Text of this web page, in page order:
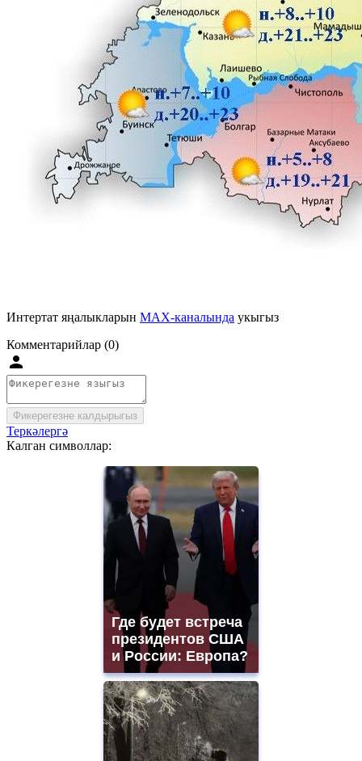
Интертат яңалыкларын MAX-каналында укыгыз
Комментарийлар (0)
Фикерегезне калдырыгыз
Теркәлергә
Калган символлар:
Где будет встреча
президентов США
и России: Европа?